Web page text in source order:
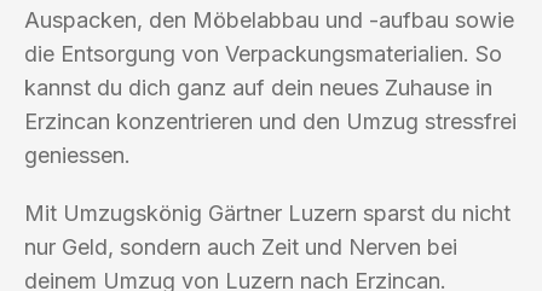
Auspacken, den Möbelabbau und -aufbau sowie
die Entsorgung von Verpackungsmaterialien. So
kannst du dich ganz auf dein neues Zuhause in
Erzincan konzentrieren und den Umzug stressfrei
geniessen.
Mit Umzugskönig Gärtner Luzern sparst du nicht
nur Geld, sondern auch Zeit und Nerven bei
deinem Umzug von Luzern nach Erzincan.